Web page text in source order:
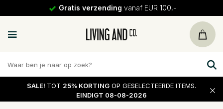
Gratis verzending vanaf EUR 100,-
SALE! TOT 25% KORTING OP GESELECTEERDE ITEMS.
EINDIGT 08-08-2026